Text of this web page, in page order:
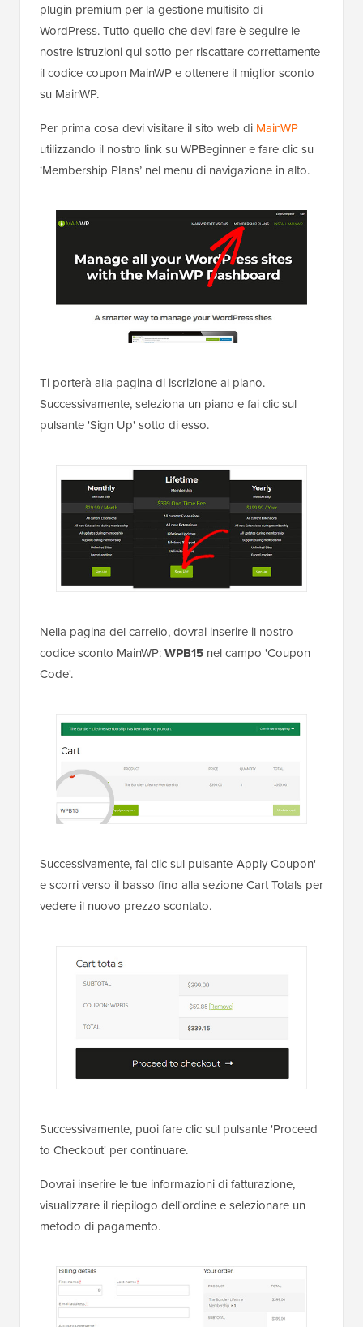
plugin premium per la gestione multisito di
WordPress. Tutto quello che devi fare è seguire le
nostre istruzioni qui sotto per riscattare correttamente
il codice coupon MainWP e ottenere il miglior sconto
su MainWP.
Per prima cosa devi visitare il sito web di MainWP
utilizzando il nostro link su WPBeginner e fare clic su
‘Membership Plans’ nel menu di navigazione in alto.
Ti porterà alla pagina di iscrizione al piano.
Successivamente, seleziona un piano e fai clic sul
pulsante 'Sign Up' sotto di esso.
Nella pagina del carrello, dovrai inserire il nostro
codice sconto MainWP:WPB15 nel campo 'Coupon
Code'.
Successivamente, fai clic sul pulsante 'Apply Coupon'
e scorri verso il basso fino alla sezione Cart Totals per
vedere il nuovo prezzo scontato.
Successivamente, puoi fare clic sul pulsante 'Proceed
to Checkout' per continuare.
Dovrai inserire le tue informazioni di fatturazione,
visualizzare il riepilogo dell'ordine e selezionare un
metodo di pagamento.